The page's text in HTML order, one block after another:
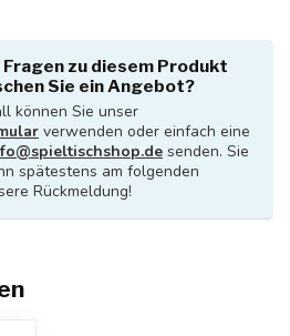
Fragen zu diesem Produkt
Sie ein Angebot?
können Sie unser
verwenden oder einfach eine
senden. Sie
spätestens am folgenden
Rückmeldung!